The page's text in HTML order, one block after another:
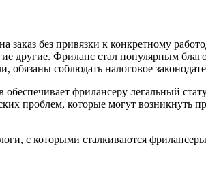
без привязки к конкретному
другие. Фриланс стал популярным
соблюдать налоговое
фрилансеру легальный
проблем, которые могут возникнуть
с которыми сталкиваются